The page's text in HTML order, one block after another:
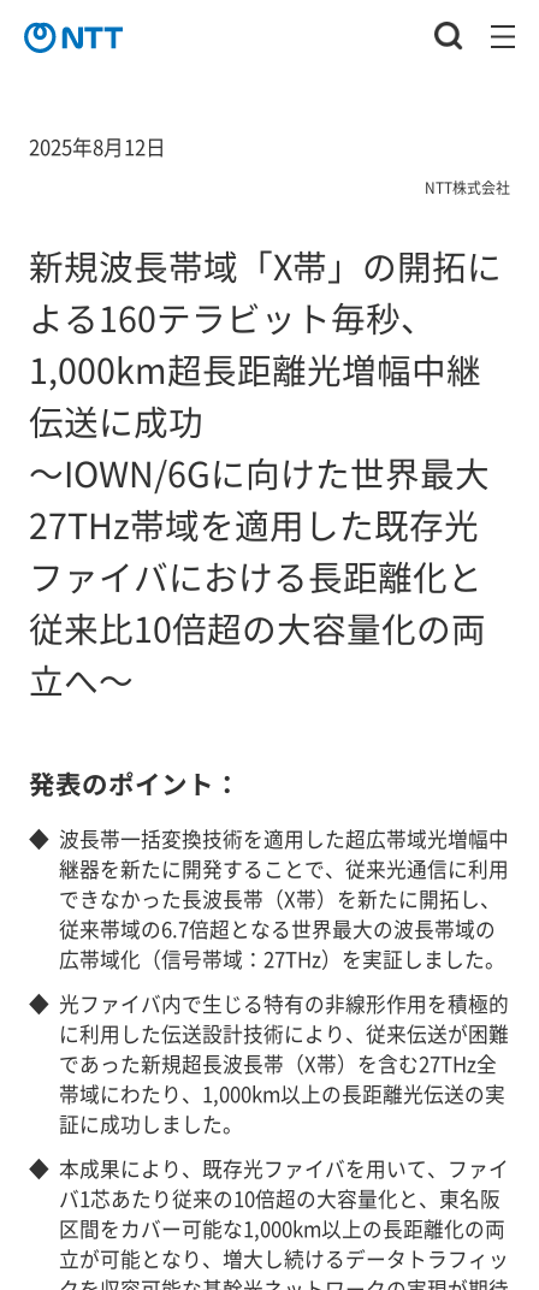
2025年8月12日
NTT株式会社
新規波長帯域「X帯」の開拓に
よる160テラビット毎秒、
1,000km超長距離光増幅中継
伝送に成功
～IOWN/6Gに向けた世界最大
27THz帯域を適用した既存光
ファイバにおける長距離化と
従来比10倍超の大容量化の両
立へ～
発表のポイント：
◆ 波長帯一括変換技術を適用した超広帯域光増幅中
継器を新たに開発することで、従来光通信に利用
できなかった長波長帯（X帯）を新たに開拓し、
従来帯域の6.7倍超となる世界最大の波長帯域の
広帯域化（信号帯域：27THz）を実証しました。
◆ 光ファイバ内で生じる特有の非線形作用を積極的
に利用した伝送設計技術により、従来伝送が困難
であった新規超長波長帯（X帯）を含む27THz全
帯域にわたり、1,000km以上の長距離光伝送の実
証に成功しました。
◆ 本成果により、既存光ファイバを用いて、ファイ
バ1芯あたり従来の10倍超の大容量化と、東名阪
区間をカバー可能な1,000km以上の長距離化の両
立が可能となり、増大し続けるデータトラフィッ